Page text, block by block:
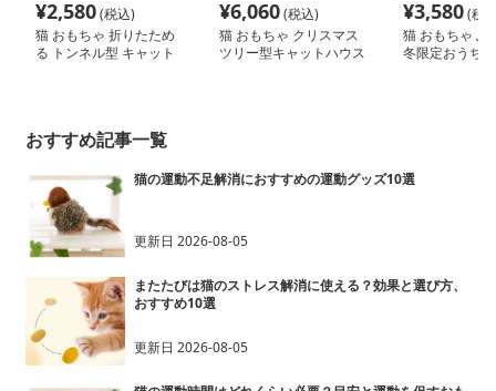
¥2,580(税込)
猫 おもちゃ 折りたため
る トンネル型 キャット
¥6,060(税込)
猫 おもちゃ クリスマス
ツリー型キャットハウス
¥3,580(税
猫 おもちゃ ふ
冬限定おうち
おすすめ記事一覧
猫の運動不足解消におすすめの運動グッズ10選
更新日 2026-08-05
またたびは猫のストレス解消に使える？効果と選び方、
おすすめ10選
更新日 2026-08-05